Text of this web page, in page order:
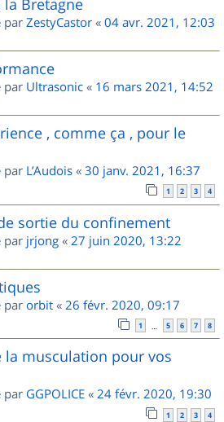
par ZestyCastor « 04 avr. 2021, 12:03
par Ultrasonic « 16 mars 2021, 14:52
, comme ça , pour le
par L’Audois « 30 janv. 2021, 16:37
1 2 3 4
sortie du confinement
par jrjong « 27 juin 2020, 13:22
par orbit « 26 févr. 2020, 09:17
1 … 5 6 7 8
la musculation pour vos
par GGPOLICE « 24 févr. 2020, 19:30
1 2 3 4